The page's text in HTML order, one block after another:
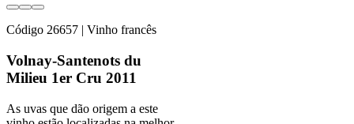
Código 26657 | Vinho francês
Volnay-Santenots du
Milieu 1er Cru 2011
As uvas que dão origem a este